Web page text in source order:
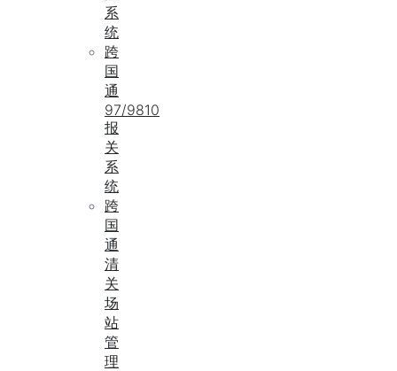
系
统
跨
国
通
97/9810
报
关
系
统
跨
国
通
清
关
场
站
管
理